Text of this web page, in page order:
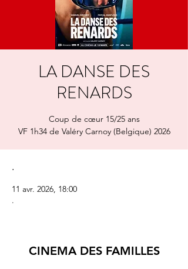
LA DANSE DES
RENARDS
Coup de cœur 15/25 ans
VF 1h34 de Valéry Carnoy (Belgique) 2026
.
11 avr. 2026, 18:00
.
CINEMA DES FAMILLES